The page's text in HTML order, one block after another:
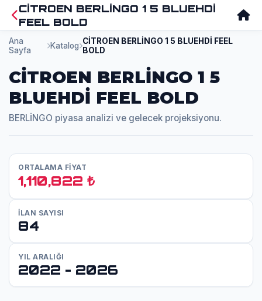
CİTROEN BERLİNGO 1 5 BLUEHDİ
FEEL BOLD
Ana
Sayfa
Katalog CİTROEN BERLİNGO 1 5 BLUEHDİ FEEL
BOLD
CİTROEN BERLİNGO 1 5
BLUEHDİ FEEL BOLD
BERLİNGO piyasa analizi ve gelecek projeksiyonu.
ORTALAMA FİYAT
1,110,822 ₺
İLAN SAYISI
84
YIL ARALIĞI
2022 - 2026